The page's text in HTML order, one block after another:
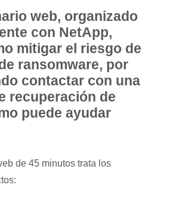
web, organizado
con NetApp,
mitigar el riesgo de
ransomware, por
contactar con una
recuperación de
puede ayudar
de 45 minutos trata los